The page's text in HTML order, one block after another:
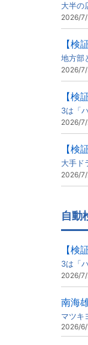
大半の
2026/
【
地方部
2026/
【
3は「
2026/
【
大手ド
2026/
自動
【
3は「
2026/
南海
マツキ
2026/6/